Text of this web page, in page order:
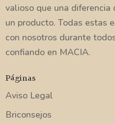
valioso que una
un producto. Todas estas
con nosotros durante
confiando en MACIA.
Páginas
Aviso Legal
Briconsejos